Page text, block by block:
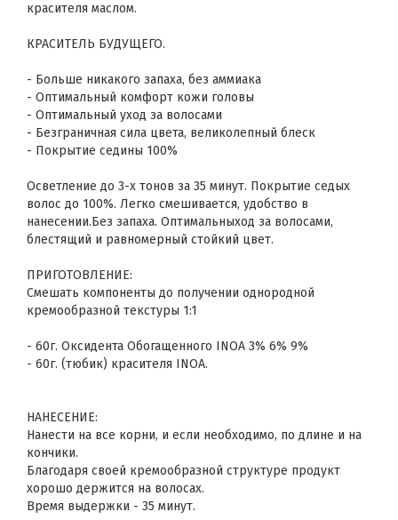
красителя маслом.
КРАСИТЕЛЬ БУДУЩЕГО.
- Больше никакого запаха, без аммиака
- Оптимальный комфорт кожи головы
- Оптимальный уход за волосами
- Безграничная сила цвета, великолепный блеск
- Покрытие седины 100%
Осветление до 3-х тонов за 35 минут. Покрытие седых
волос до 100%. Легко смешивается, удобство в
нанесении.Без запаха. Оптимальныход за волосами,
блестящий и равномерный стойкий цвет.
ПРИГОТОВЛЕНИЕ:
Смешать компоненты до получении однородной
кремообразной текстуры 1:1
- 60г. Оксидента Обогащенного INOA 3% 6% 9%
- 60г. (тюбик) красителя INOA.
НАНЕСЕНИЕ:
Нанести на все корни, и если необходимо, по длине и на
кончики.
Благодаря своей кремообразной структуре продукт
хорошо держится на волосах.
Время выдержки - 35 минут.